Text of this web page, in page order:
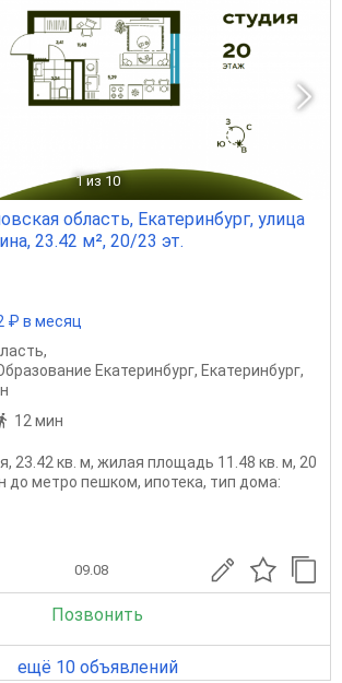
1 из 10
область, Екатеринбург, улица
23.42 м², 20/23 эт.
₽ в месяц
,
Екатеринбург, Екатеринбург,
12 мин
23.42 кв. м, жилая площадь 11.48 кв. м, 20
до метро пешком, ипотека, тип дома:
09.08
Позвонить
ещё 10 объявлений